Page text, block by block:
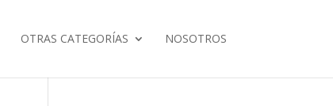
OTRAS CATEGORÍAS NOSOTROS